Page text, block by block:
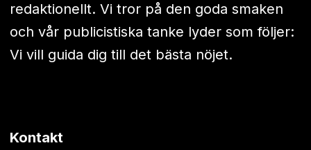
redaktionellt. Vi tror på den goda smaken
och vår publicistiska tanke lyder som följer:
Vi vill guida dig till det bästa nöjet.
Kontakt